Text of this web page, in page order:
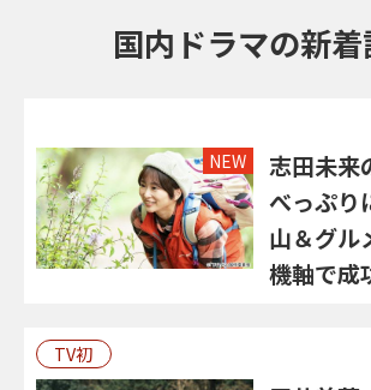
国内ドラマの新
NEW
志田未来
べっぷり
山＆グル
機軸で成
TV初